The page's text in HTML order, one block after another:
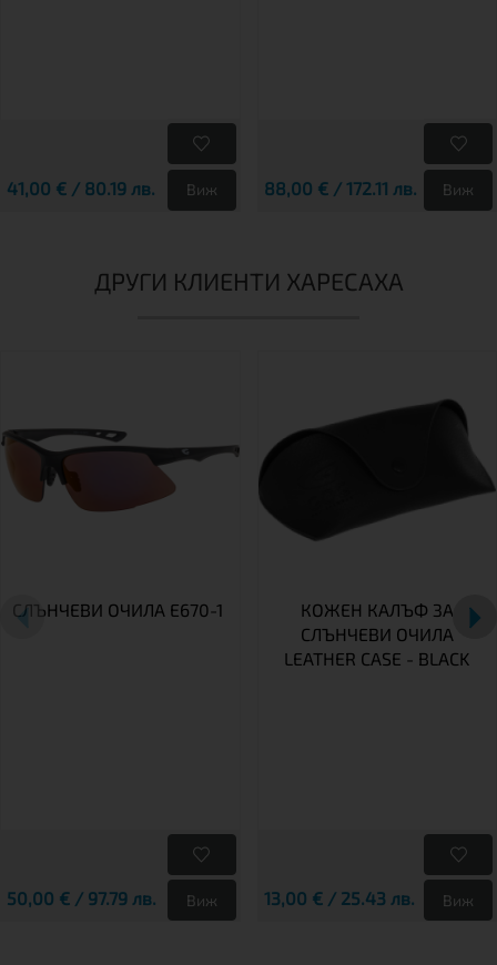
41,00 € / 80.19 лв. Виж 88,00 € / 172.11 лв. Виж
ДРУГИ КЛИЕНТИ ХАРЕСАХА
СЛЪНЧЕВИ ОЧИЛА E670-1
50,00 € / 97.79 лв. Виж
КОЖЕН КАЛЪФ ЗА
СЛЪНЧЕВИ ОЧИЛА
LEATHER CASE - BLACK
13,00 € / 25.43 лв. Виж